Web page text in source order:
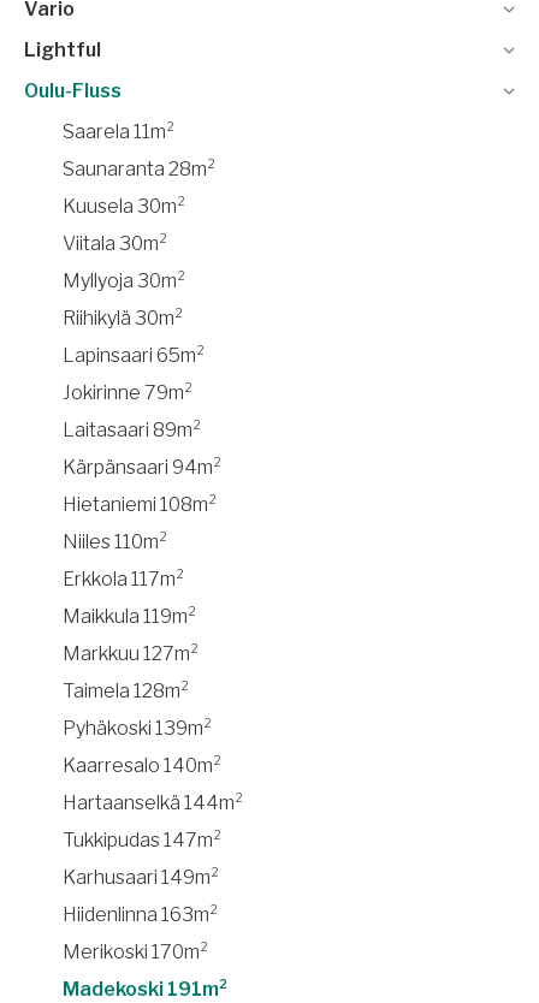
Vario
Lightful
Oulu-Fluss
Saarela 11m²
Saunaranta 28m²
Kuusela 30m²
Viitala 30m²
Myllyoja 30m²
Riihikylä 30m²
Lapinsaari 65m²
Jokirinne 79m²
Laitasaari 89m²
Kärpänsaari 94m²
Hietaniemi 108m²
Niiles 110m²
Erkkola 117m²
Maikkula 119m²
Markkuu 127m²
Taimela 128m²
Pyhäkoski 139m²
Kaarresalo 140m²
Hartaanselkä 144m²
Tukkipudas 147m²
Karhusaari 149m²
Hiidenlinna 163m²
Merikoski 170m²
Madekoski 191m²